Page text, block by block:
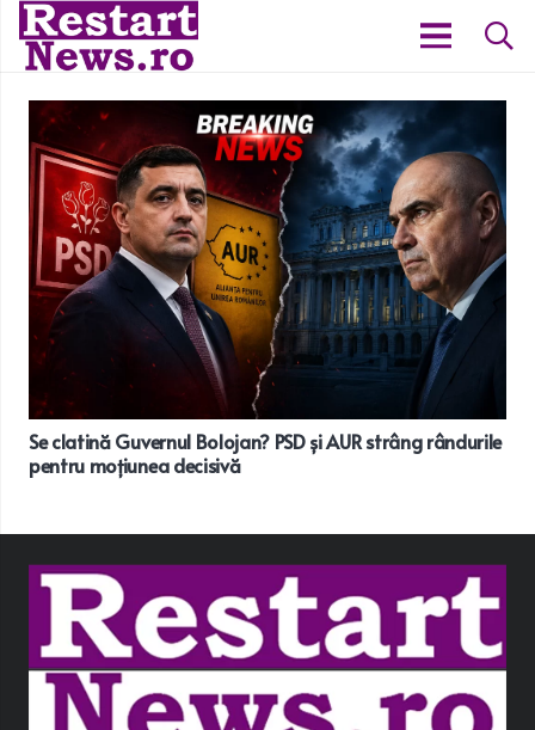
Se clatină Guvernul Bolojan? PSD și AUR strâng rândurile
pentru moțiunea decisivă